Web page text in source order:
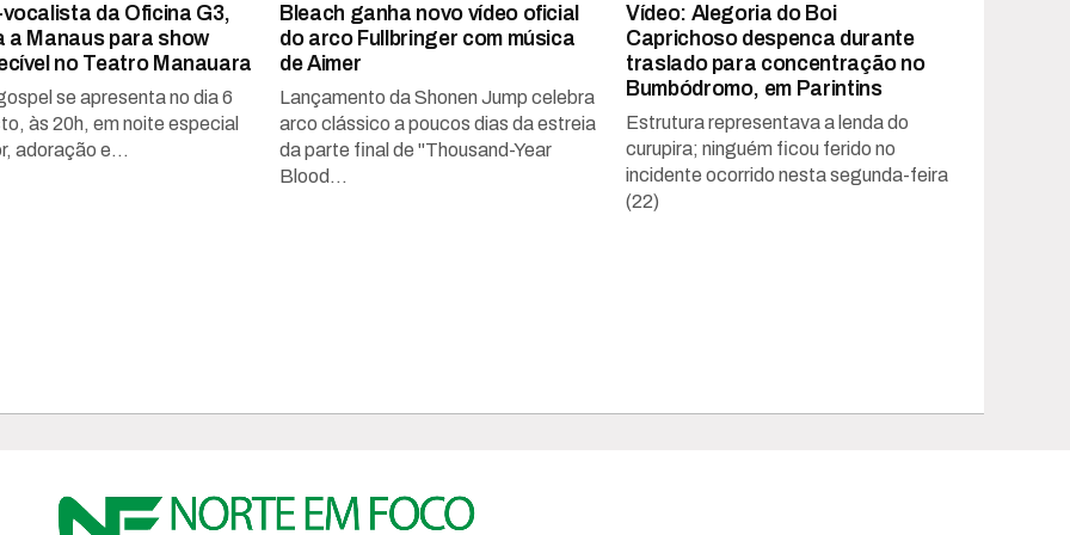
da Oficina G3,
a Manaus para show
no Teatro Manauara
se apresenta no dia 6
às 20h, em noite especial
adoração e...
Bleach ganha novo vídeo oficial
do arco Fullbringer com música
de Aimer
Lançamento da Shonen Jump celebra
arco clássico a poucos dias da estreia
da parte final de "Thousand-Year
Blood...
Vídeo: Alegoria do Boi
Caprichoso despenca durante
traslado para concentração no
Bumbódromo, em Parintins
Estrutura representava a lenda do
curupira; ninguém ficou ferido no
incidente ocorrido nesta segunda-feira
(22)